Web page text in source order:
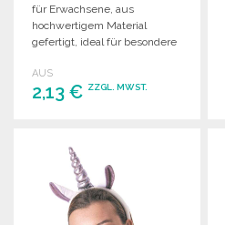
für Erwachsene, aus
hochwertigem Material
gefertigt, ideal für besondere
AUS
2,13 € ZZGL. MWST.
Angebot anfordern